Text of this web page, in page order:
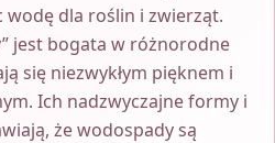
dla roślin i zwierząt.
jest bogata w różnorodne
się niezwykłym pięknem i
Ich nadzwyczajne formy i
że wodospady są